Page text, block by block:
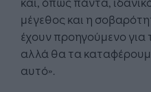
μέγεθος και η
έχουν προηγούμενο για
αλλά θα τα
αυτό».